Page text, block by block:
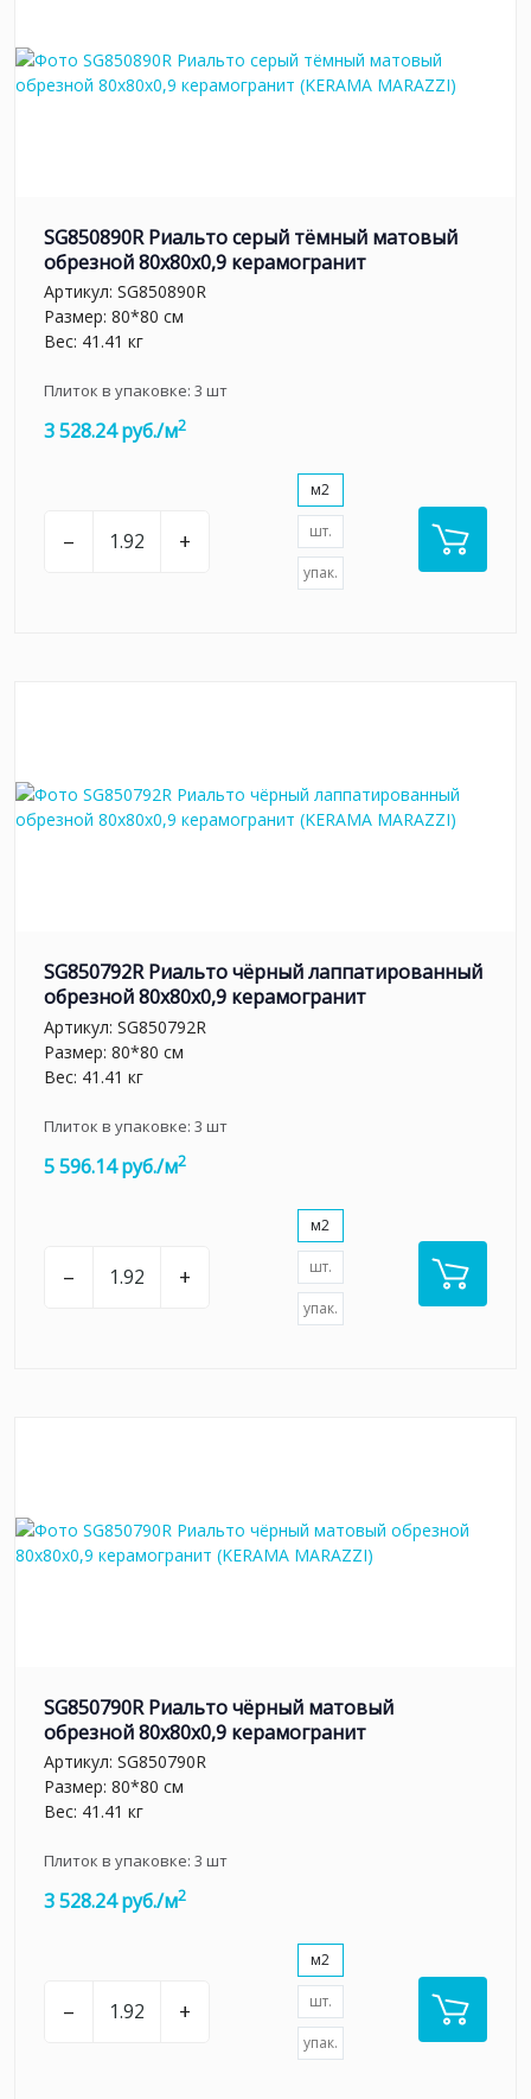
SG850890R Риальто серый тёмный матовый
обрезной 80x80x0,9 керамогранит
Артикул: SG850890R
Размер: 80*80 см
Вес: 41.41 кг
Плиток в упаковке: 3 шт
3 528.24 руб./м2
– +
м2
шт.
упак.
SG850792R Риальто чёрный лаппатированный
обрезной 80x80x0,9 керамогранит
Артикул: SG850792R
Размер: 80*80 см
Вес: 41.41 кг
Плиток в упаковке: 3 шт
5 596.14 руб./м2
– +
м2
шт.
упак.
SG850790R Риальто чёрный матовый
обрезной 80x80x0,9 керамогранит
Артикул: SG850790R
Размер: 80*80 см
Вес: 41.41 кг
Плиток в упаковке: 3 шт
3 528.24 руб./м2
– +
м2
шт.
упак.